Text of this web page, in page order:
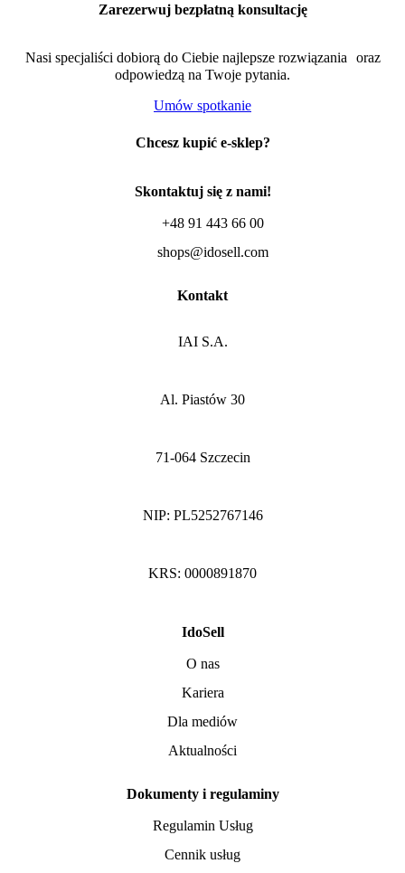
Zarezerwuj bezpłatną konsultację
Nasi specjaliści dobiorą do Ciebie najlepsze rozwiązania oraz
odpowiedzą na Twoje pytania.
Umów spotkanie
Chcesz kupić e-sklep?
Skontaktuj się z nami!
+48 91 443 66 00
shops@idosell.com
Kontakt
IAI S.A.
Al. Piastów 30
71-064 Szczecin
NIP: PL5252767146
KRS: 0000891870
IdoSell
O nas
Kariera
Dla mediów
Aktualności
Dokumenty i regulaminy
Regulamin Usług
Cennik usług